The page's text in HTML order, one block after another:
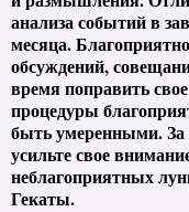
анализа событий в
месяца.
обсуждений,
время поправить
процедуры
быть умеренными. За
усильте свое
неблагоприятных
Гекаты.